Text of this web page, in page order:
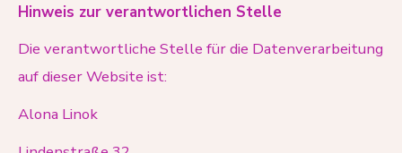
Hinweis zur verantwortlichen Stelle
Die verantwortliche Stelle für die Datenverarbeitung
auf dieser Website ist:
Alona Linok